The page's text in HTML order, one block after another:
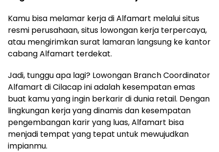
Kamu bisa melamar kerja di Alfamart melalui situs
resmi perusahaan, situs lowongan kerja terpercaya,
atau mengirimkan surat lamaran langsung ke kantor
cabang Alfamart terdekat.
Jadi, tunggu apa lagi? Lowongan Branch Coordinator
Alfamart di Cilacap ini adalah kesempatan emas
buat kamu yang ingin berkarir di dunia retail. Dengan
lingkungan kerja yang dinamis dan kesempatan
pengembangan karir yang luas, Alfamart bisa
menjadi tempat yang tepat untuk mewujudkan
impianmu.